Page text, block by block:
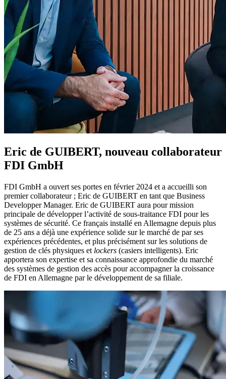
Eric de GUIBERT, nouveau collaborateur
FDI GmbH
FDI GmbH a ouvert ses portes en février 2024 et a accueilli son
premier collaborateur ; Eric de GUIBERT en tant que Business
Developper Manager. Eric de GUIBERT aura pour mission
principale de développer l’activité de sous-traitance FDI pour les
systèmes de sécurité. Ce français installé en Allemagne depuis plus
de 25 ans a déjà une expérience solide sur le marché de par ses
expériences précédentes, et plus précisément sur les solutions de
gestion de clés physiques et lockers (casiers intelligents). Eric
apportera son expertise et sa connaissance approfondie du marché
des systèmes de gestion des accès pour accompagner la croissance
de FDI en Allemagne par le développement de sa filiale.